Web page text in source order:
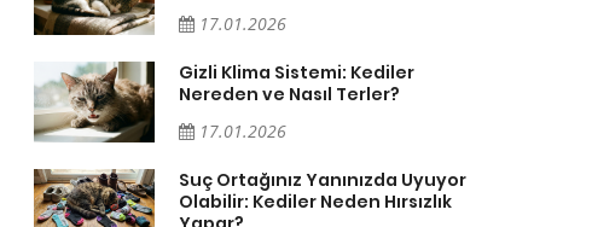
17.01.2026
Gizli Klima Sistemi: Kediler
Nereden ve Nasıl Terler?
17.01.2026
Suç Ortağınız Yanınızda Uyuyor
Olabilir: Kediler Neden Hırsızlık